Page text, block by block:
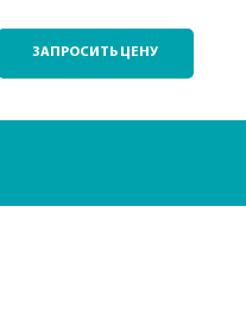
ЗАПРОСИТЬ ЦЕНУ